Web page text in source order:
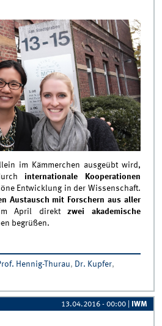
im Kämmerchen ausgeübt wird,
internationale Kooperationen
Entwicklung in der Wissenschaft.
Austausch mit Forschern aus aller
April direktzwei akademische
begrüßen.
Besuch am MCM: Natasha
Kübler forschen mit dem LMM
Hennig-Thurau, Dr. Kupfer,
13.04.2016 - 00:00 IWM